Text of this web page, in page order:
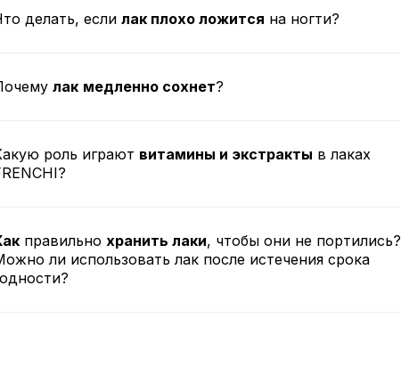
делать, если лак плохо ложится на ногти?
лак медленно сохнет?
роль играют витамины и экстракты в лаках
правильно хранить лаки, чтобы они не портились?
ли использовать лак после истечения срока